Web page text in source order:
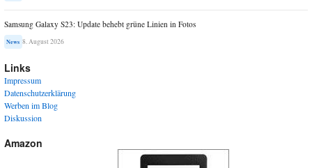
Samsung Galaxy S23: Update behebt grüne Linien in Fotos
News 8. August 2026
Links
Impressum
Datenschutzerklärung
Werben im Blog
Diskussion
Amazon